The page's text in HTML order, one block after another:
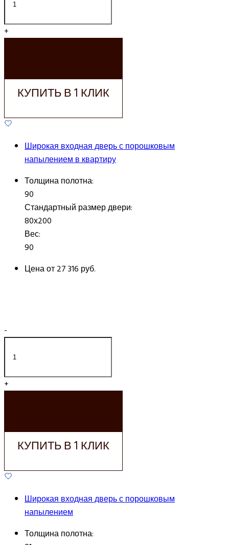
+
КУПИТЬ В 1 КЛИК
Широкая входная дверь с порошковым
напылением в квартиру
Толщина полотна:
90
Стандартный размер двери:
80х200
Вес:
90
Цена от27 316 руб.
-
+
КУПИТЬ В 1 КЛИК
Широкая входная дверь с порошковым
напылением
Толщина полотна: